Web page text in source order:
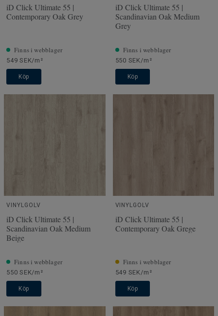
iD Click Ultimate 55 |
Contemporary Oak Grey
Finns i webblager
549 SEK/m²
Köp
iD Click Ultimate 55 |
Scandinavian Oak Medium
Grey
Finns i webblager
550 SEK/m²
Köp
VINYLGOLV
iD Click Ultimate 55 |
Scandinavian Oak Medium
Beige
Finns i webblager
550 SEK/m²
Köp
VINYLGOLV
iD Click Ultimate 55 |
Contemporary Oak Grege
Finns i webblager
549 SEK/m²
Köp